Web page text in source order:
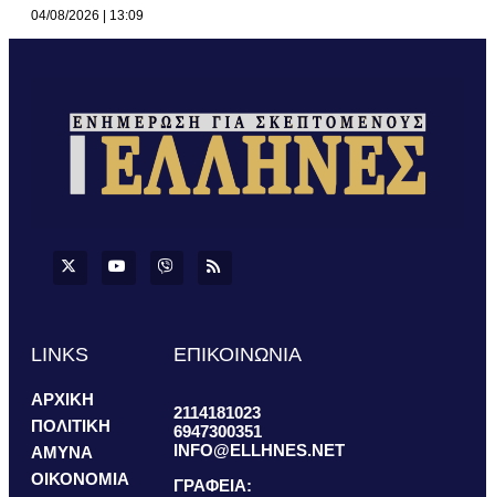
04/08/2026 13:09
LINKS
ΑΡΧΙΚΗ
ΠΟΛΙΤΙΚΗ
ΑΜΥΝΑ
ΟΙΚΟΝΟΜΙΑ
ΕΠΙΚΟΙΝΩΝΙΑ
2114181023
6947300351
INFO@ELLHNES.NET
ΓΡΑΦΕΙΑ: